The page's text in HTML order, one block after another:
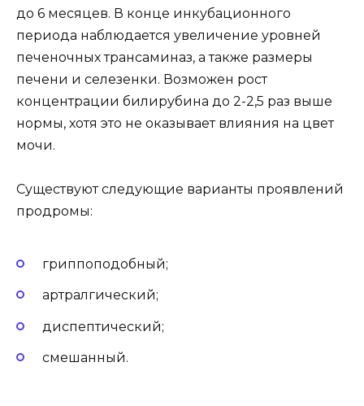
до 6 месяцев. В конце инкубационного
периода наблюдается увеличение уровней
печеночных трансаминаз, а также размеры
печени и селезенки. Возможен рост
концентрации билирубина до 2-2,5 раз выше
нормы, хотя это не оказывает влияния на цвет
мочи.
Существуют следующие варианты проявлений
продромы:
гриппоподобный;
артралгический;
диспептический;
смешанный.